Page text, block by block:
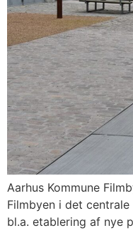
Aarhus Kommune
Filmbyen i det
bl.a. etablering af nye